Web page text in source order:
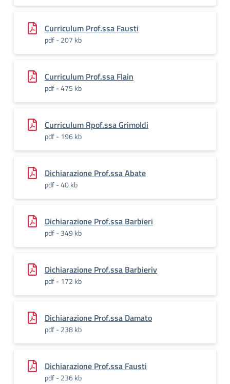
Curriculum Prof.ssa Fausti
pdf - 207 kb
Curriculum Prof.ssa Flain
pdf - 475 kb
Curriculum Rpof.ssa Grimoldi
pdf - 196 kb
Dichiarazione Prof.ssa Abate
pdf - 40 kb
Dichiarazione Prof.ssa Barbieri
pdf - 349 kb
Dichiarazione Prof.ssa Barbieriv
pdf - 172 kb
Dichiarazione Prof.ssa Damato
pdf - 238 kb
Dichiarazione Prof.ssa Fausti
pdf - 236 kb